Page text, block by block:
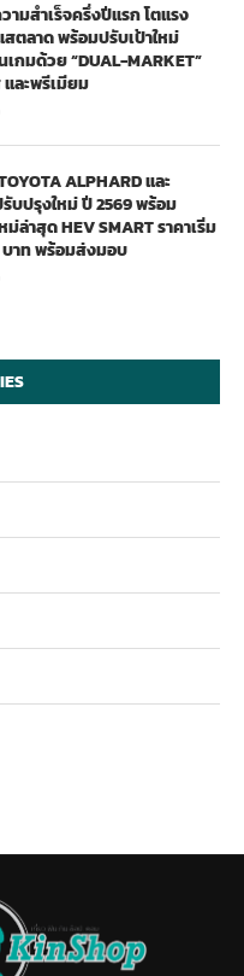
ามสำเร็จครึ่งปีแรก โตแรง
สตลาด พร้อมปรับเป้าใหม่
กมด้วย “DUAL-MARKET”
ละพรีเมียม
ALPHARD และ
รับปรุงใหม่ ปี 2569 พร้อม
ล่าสุด HEV SMART ราคาเริ่ม
าท พร้อมส่งมอบ